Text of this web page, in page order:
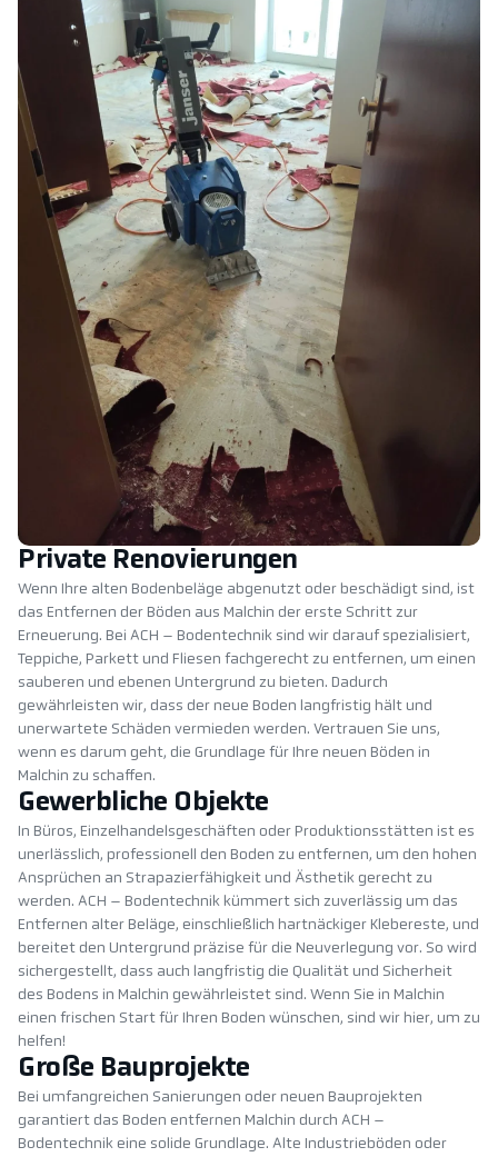
Private Renovierungen
Wenn Ihre alten Bodenbeläge abgenutzt oder beschädigt sind, ist
das Entfernen der Böden aus Malchin der erste Schritt zur
Erneuerung. Bei ACH – Bodentechnik sind wir darauf spezialisiert,
Teppiche, Parkett und Fliesen fachgerecht zu entfernen, um einen
sauberen und ebenen Untergrund zu bieten. Dadurch
gewährleisten wir, dass der neue Boden langfristig hält und
unerwartete Schäden vermieden werden. Vertrauen Sie uns,
wenn es darum geht, die Grundlage für Ihre neuen Böden in
Malchin zu schaffen.
Gewerbliche Objekte
In Büros, Einzelhandelsgeschäften oder Produktionsstätten ist es
unerlässlich, professionell den Boden zu entfernen, um den hohen
Ansprüchen an Strapazierfähigkeit und Ästhetik gerecht zu
werden. ACH – Bodentechnik kümmert sich zuverlässig um das
Entfernen alter Beläge, einschließlich hartnäckiger Klebereste, und
bereitet den Untergrund präzise für die Neuverlegung vor. So wird
sichergestellt, dass auch langfristig die Qualität und Sicherheit
des Bodens in Malchin gewährleistet sind. Wenn Sie in Malchin
einen frischen Start für Ihren Boden wünschen, sind wir hier, um zu
helfen!
Große Bauprojekte
Bei umfangreichen Sanierungen oder neuen Bauprojekten
garantiert das Boden entfernen Malchin durch ACH –
Bodentechnik eine solide Grundlage. Alte Industrieböden oder